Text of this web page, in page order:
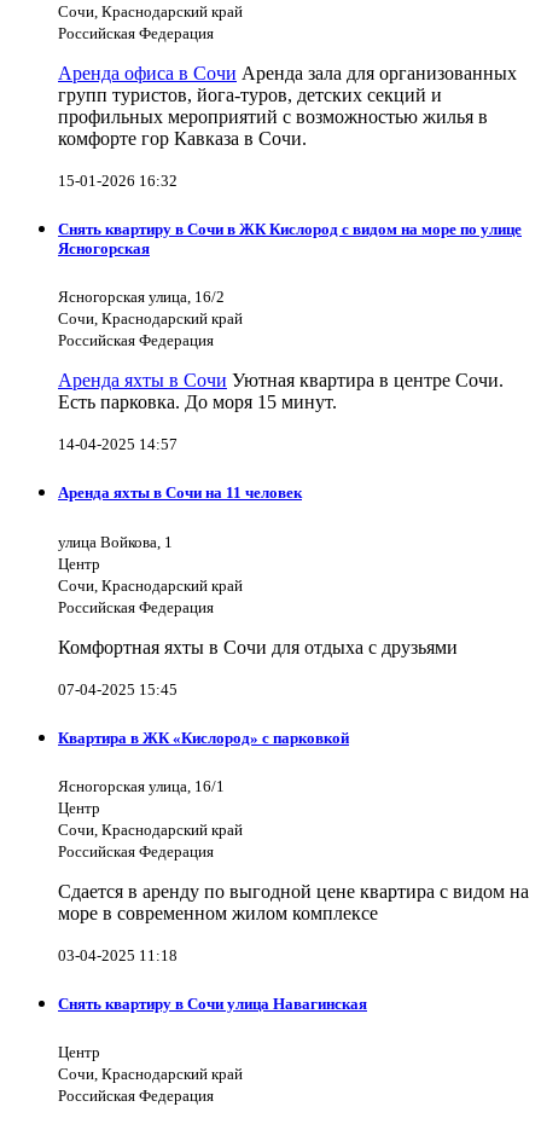
Сочи, Краснодарский край
Российская Федерация
Аренда офиса в Сочи Аренда зала для организованных
групп туристов, йога-туров, детских секций и
профильных мероприятий с возможностью жилья в
комфорте гор Кавказа в Сочи.
15-01-2026 16:32
Снять квартиру в Сочи в ЖК Кислород с видом на море по улице
Ясногорская
Ясногорская улица, 16/2
Сочи, Краснодарский край
Российская Федерация
Аренда яхты в Сочи Уютная квартира в центре Сочи.
Есть парковка. До моря 15 минут.
14-04-2025 14:57
Аренда яхты в Сочи на 11 человек
улица Войкова, 1
Центр
Сочи, Краснодарский край
Российская Федерация
Комфортная яхты в Сочи для отдыха с друзьями
07-04-2025 15:45
Квартира в ЖК «Кислород» с парковкой
Ясногорская улица, 16/1
Центр
Сочи, Краснодарский край
Российская Федерация
Сдается в аренду по выгодной цене квартира с видом на
море в современном жилом комплексе
03-04-2025 11:18
Снять квартиру в Сочи улица Навагинская
Центр
Сочи, Краснодарский край
Российская Федерация